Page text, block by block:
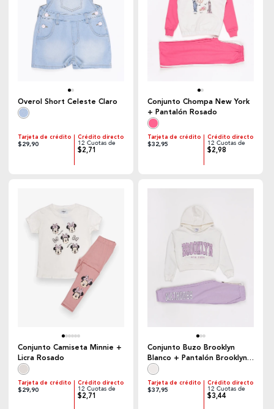
Overol Short Celeste Claro
Tarjeta de crédito
$29,90
Crédito directo
12 Cuotas de
$2,71
Conjunto Chompa New York
+ Pantalón Rosado
Tarjeta de crédito
$32,95
Crédito directo
12 Cuotas de
$2,98
Conjunto Camiseta Minnie +
Licra Rosado
Tarjeta de crédito
$29,90
Crédito directo
12 Cuotas de
$2,71
Conjunto Buzo Brooklyn
Blanco + Pantalón Brooklyn
Lila
Tarjeta de crédito
$37,95
Crédito directo
12 Cuotas de
$3,44